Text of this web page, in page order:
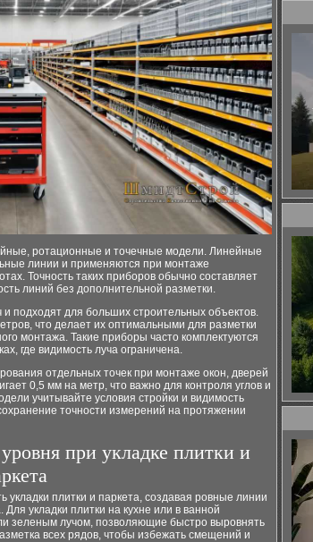
ротационные и точечные модели. Линейные
линии и применяются при монтаже
Точность таких приборов обычно составляет
линий без дополнительной разметки.
подходят для больших строительных объектов.
что делает их оптимальными для разметки
монтажа. Такие приборы часто комплектуются
где видимость луча ограничена.
отдельных точек при монтаже окон, дверей
0,5 мм на метр, что важно для контроля углов и
учитывайте условия стройки и видимость
точности измерений на протяжении
при укладке плитки и
укладки плитки и паркета, создавая ровные линии
укладки плитки на кухне или в ванной
зеленым лучом, позволяющие быстро выровнять
всех рядов, чтобы избежать смещений и